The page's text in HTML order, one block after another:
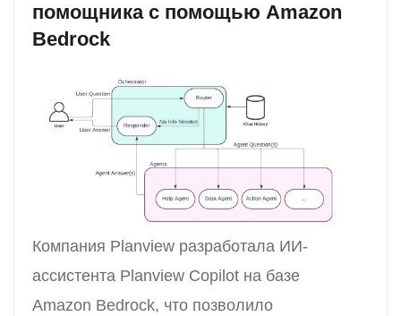
помощника с помощью Amazon
Bedrock
Компания Planview разработала ИИ-
ассистента Planview Copilot на базе
Amazon Bedrock, что позволило